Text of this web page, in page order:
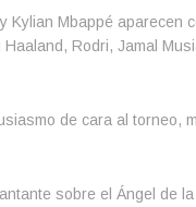
Mbappé aparecen
Rodri, Jamal
de cara al torneo,
sobre el Ángel de